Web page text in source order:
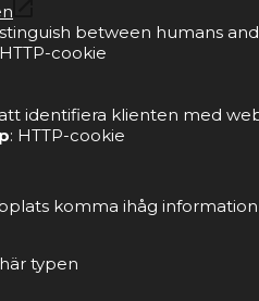
between humans
cookie
identifiera klienten med
: HTTP-cookie
komma ihåg
typen